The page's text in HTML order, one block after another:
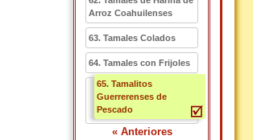
Arroz Coahuilenses
63. Tamales Colados
64. Tamales con Frijoles
65. Tamalitos
Guerrerenses de
Pescado
« Anteriores